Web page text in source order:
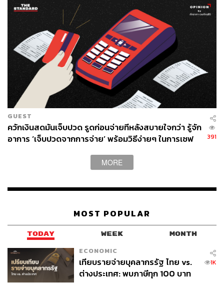
แบบที่สองนี้แม้ว่าจะเห็นประโยชน์ชัดเจนต่อสังคม แต่ก็อาจ
จะสร้างความรู้สึกกังวลใจกับผู้บริจาคที่ไม่ได้เต็มใจตั้งแต่ต้น
กลับมาที่กรณีร้านอาหารที่ไปมาวันนี้ ผู้เขียนมองว่าเป็น
เหตุการณ์ที่ตรงกับแบบ Pro-social Nudge มากกว่าแบบ Pro-
self Nudge เพราะเงินบริจาคมีประโยชน์ต่อสังคม และส่วน
ตัวไม่ได้คาดหวังว่าจะมาทำบุญที่ร้านอาหาร
สิ่งที่ได้รับจากประสบการณ์ครั้งนี้คือถ้าจะ Nudge หรือ
พยายามที่จะเปลี่ยนพฤติกรรมใคร ก็ควรต้องคิดถึงจิตใจของ
ผู้ถูก Nudge ด้วย ต่อให้เจตนาดีแค่ไหนก็สามารถมีผลลัพธ์ที่
คาดไม่ถึง (Unintended Consequences) เกิดขึ้นได้เหมือน
แม้เทคนิค Opt-out อาจจะทำให้คนบริจาคได้เยอะ แต่ก็อาจ
ไม่คำนึงถึงพฤติกรรมและความรู้สึกของคน
อย่างไรก็ตาม ผู้เขียนรู้ตัวว่าตอนนี้เราอยู่ต่างบ้านต่างเมือง
คนท้องถิ่นที่นี่อาจจะไม่รู้สึกอะไรด้วยซ้ำที่จะต้องบอกว่า
“รบกวนเอา 1 ปอนด์นี่ออกด้วยค่ะ” อาจจะเป็นเราเองที่เป็นคน
ต้องเปลี่ยนให้ตัวเองกล้าแจ้งพนักงานเวลาที่เราไม่ต้องการ
GUEST
ควักเงินสดมันเจ็บปวด รูดก่อนจ่ายทีหลังสบายใจกว่า รู้จัก
อาการ ‘เจ็บปวดจากการจ่าย’ พร้อมวิธีง่ายๆ ในการเซฟ
391
MORE
MOST POPULAR
TODAY WEEK MONTH
ECONOMIC
เทียบรายจ่ายบุคลากรรัฐ ไทย vs.
ต่างประเทศ: พบภาษีทุก 100 บาท
1K